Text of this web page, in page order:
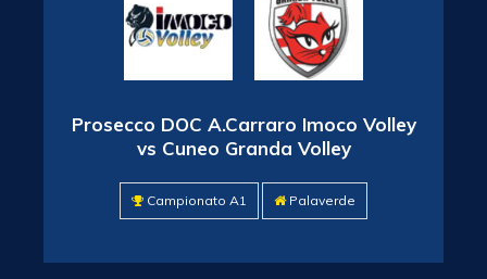
Prosecco DOC A.Carraro Imoco Volley
vs Cuneo Granda Volley
Campionato A1 Palaverde